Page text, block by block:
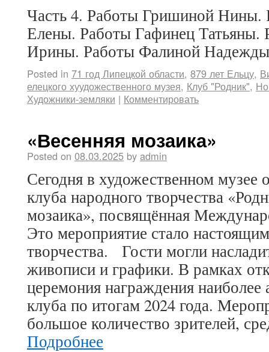
Часть 4. Работы Гришиной Нины.
Елены. Работы Гафинец Татьяны.
Ирины. Работы Фалиной
Posted in 71 год Липецкой области, 879 лет Ельцу,
елецкого хуудожественного музея, Клуб "Родник",
Художники-земляки | Комментировать
«Весенняя мозаика»
Posted on 08.03.2025 by admin
Сегодня в художественном музее
клуба народного творчества
мозаика», посвящённая
Это мероприятие стало
творчества. Гости могли
живописи и графики. В рамках
церемония награждения наиболее
клуба по итогам 2024 года.
большое количество зрителей,
Подробнее